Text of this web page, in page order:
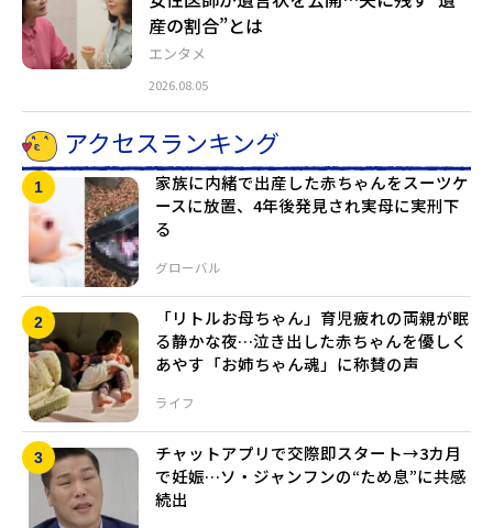
エンタメ
産の割合”とは
2026.08.05
アクセスランキング
グローバル
家族に内緒で出産した赤ちゃんをスーツケ
ースに放置、4年後発見され実母に実刑下
る
ライフ
「リトルお母ちゃん」育児疲れの両親が眠
る静かな夜…泣き出した赤ちゃんを優しく
あやす「お姉ちゃん魂」に称賛の声
チャットアプリで交際即スタート→3カ月
で妊娠…ソ・ジャンフンの“ため息”に共感
続出